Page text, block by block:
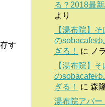
す
る？2018最
より
【湯布院】
のsobacafe
ぎる！
に ノ
【湯布院】
のsobacafe
ぎる！
に 森
湯布院アパー